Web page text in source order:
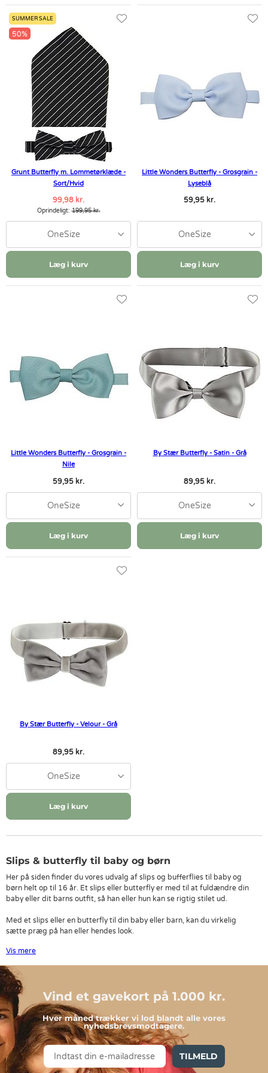
SUMMER SALE
50%
Grunt Butterfly m. Lommetørklæde -
Sort/Hvid
99,98 kr.
Oprindeligt:199,95 kr.
OneSize
Læg i kurv
Little Wonders Butterfly - Grosgrain -
Lyseblå
59,95 kr.
OneSize
Læg i kurv
Little Wonders Butterfly - Grosgrain -
Nile
59,95 kr.
OneSize
Læg i kurv
By Stær Butterfly - Satin - Grå
89,95 kr.
OneSize
Læg i kurv
By Stær Butterfly - Velour - Grå
89,95 kr.
OneSize
Læg i kurv
Slips & butterfly til baby og børn
Her på siden finder du vores udvalg af slips og bufferflies til baby og
børn helt op til 16 år. Et slips eller butterfly er med til at fuldændre din
baby eller dit barns outfit, så han eller hun kan se rigtig stilet ud.
Med et slips eller en butterfly til din baby eller barn, kan du virkelig
sætte præg på han eller hendes look.
Slips og butterfly til børn i mange størrelser
Slips og butterfly er flotte til både store og små. Vi fører typisk slips og
butterfly i størrelserne 50, 56, 62, 68, 74, 80, 86, 92, 98, 104, 110, 116,
128, 134, 140, 146 og 152. Du kan enten kigge gennem vores udvalg
og se om der er noget, som falder i den smag eller bruge filteret øverst
på siden, til hurtigt og nemt at se, hvad vi har i dit barn størrelse.
Slips og butterfly i flotte farver
Vi har slips og butterflies i farver som blå, brun, grå, grøn, hvid, rød, sort,
Vis mere
Vind et gavekort på 1.000 kr.
Hver måned trækker vi lod blandt alle vores
nyhedsbrevsmodtagere.
TILMELD